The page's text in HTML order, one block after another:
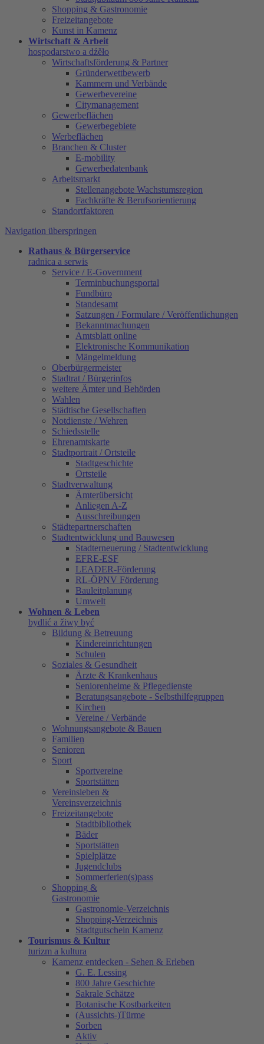
Shopping & Gastronomie
Freizeitangebote
Kunst in Kamenz
Wirtschaft & Arbeit
hospodarstwo a dźěło
Wirtschaftsförderung & Partner
Gründerwettbewerb
Kammern und Verbände
Gewerbevereine
Citymanagement
Gewerbeflächen
Gewerbegebiete
Werbeflächen
Branchen & Cluster
E-mobility
Gewerbedatenbank
Arbeitsmarkt
Stellenangebote Wachstumsregion
Fachkräfte & Berufsorientierung
Standortfaktoren
Navigation überspringen
Rathaus & Bürgerservice
radnica a serwis
Service / E-Government
Terminbuchungsportal
Fundbüro
Standesamt
Satzungen / Formulare / Veröffentlichungen
Bekanntmachungen
Amtsblatt online
Elektronische Kommunikation
Mängelmeldung
Oberbürgermeister
Stadtrat / Bürgerinfos
weitere Ämter und Behörden
Wahlen
Städtische Gesellschaften
Notdienste / Wehren
Schiedsstelle
Ehrenamtskarte
Stadtportrait / Ortsteile
Stadtgeschichte
Ortsteile
Stadtverwaltung
Ämterübersicht
Anliegen A-Z
Ausschreibungen
Städtepartnerschaften
Stadtentwicklung und Bauwesen
Stadterneuerung / Stadtentwicklung
EFRE-ESF
LEADER-Förderung
RL-ÖPNV Förderung
Bauleitplanung
Umwelt
Wohnen & Leben
bydlić a žiwy być
Bildung & Betreuung
Kindereinrichtungen
Schulen
Soziales & Gesundheit
Ärzte & Krankenhaus
Seniorenheime & Pflegedienste
Beratungsangebote - Selbsthilfegruppen
Kirchen
Vereine / Verbände
Wohnungsangebote & Bauen
Familien
Senioren
Sport
Sportvereine
Sportstätten
Vereinsleben &
Vereinsverzeichnis
Freizeitangebote
Stadtbibliothek
Bäder
Sportstätten
Spielplätze
Jugendclubs
Sommerferien(s)pass
Shopping &
Gastronomie
Gastronomie-Verzeichnis
Shopping-Verzeichnis
Stadtgutschein Kamenz
Tourismus & Kultur
turizm a kultura
Kamenz entdecken - Sehen & Erleben
G. E. Lessing
800 Jahre Geschichte
Sakrale Schätze
Botanische Kostbarkeiten
(Aussichts-)Türme
Sorben
Aktiv